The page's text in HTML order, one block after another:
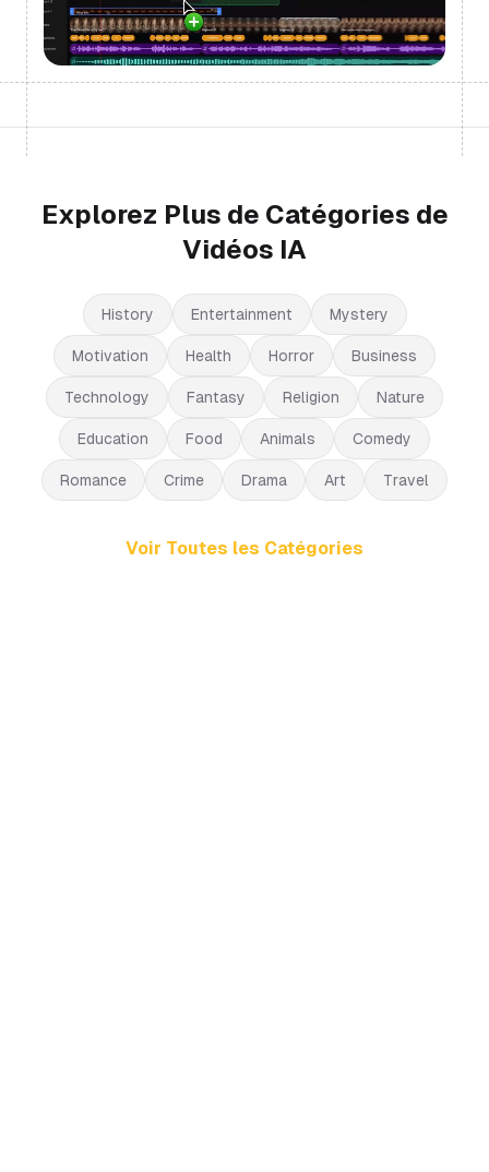
Explorez Plus de Catégories de
Vidéos IA
History Entertainment Mystery
Motivation Health Horror Business
Technology Fantasy Religion Nature
Education Food Animals Comedy
Romance Crime Drama Art Travel
Voir Toutes les Catégories